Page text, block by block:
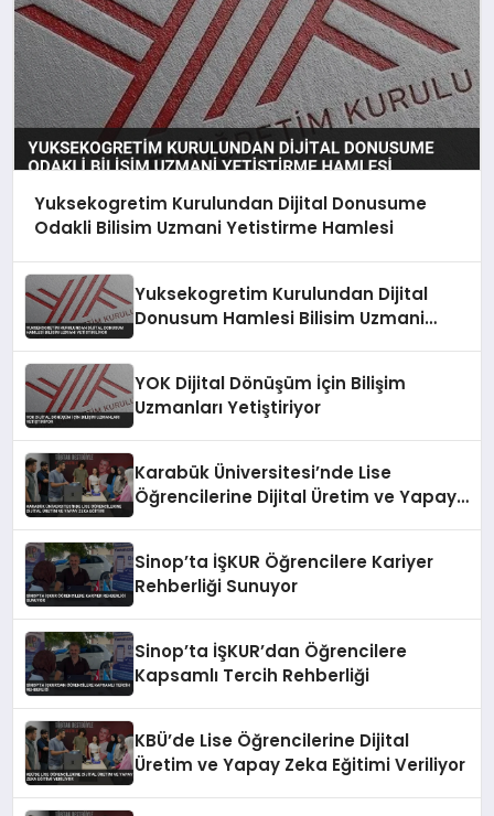
Yuksekogretim Kurulundan Dijital Donusume
Odakli Bilisim Uzmani Yetistirme Hamlesi
Yuksekogretim Kurulundan Dijital
Donusum Hamlesi Bilisim Uzmani
YOK Dijital Dönüşüm İçin Bilişim
Uzmanları Yetiştiriyor
Karabük Üniversitesi’nde Lise
Öğrencilerine Dijital Üretim ve Yapay
Sinop’ta İŞKUR Öğrencilere Kariyer
Rehberliği Sunuyor
Sinop’ta İŞKUR’dan Öğrencilere
Kapsamlı Tercih Rehberliği
KBÜ’de Lise Öğrencilerine Dijital
Üretim ve Yapay Zeka Eğitimi Veriliyor